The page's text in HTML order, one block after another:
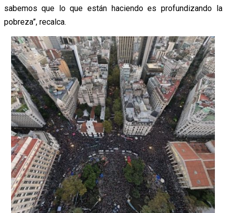
sabemos que lo que están haciendo es profundizando la
pobreza”, recalca.